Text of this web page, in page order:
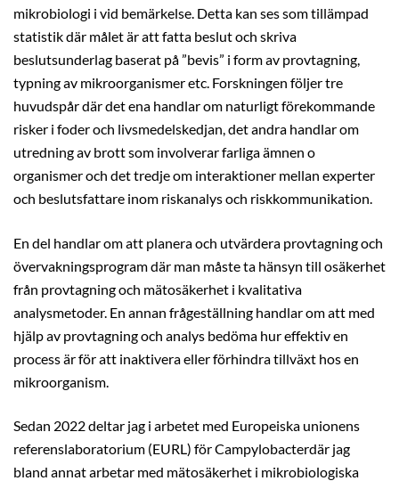
mikrobiologi i vid bemärkelse. Detta kan ses som tillämpad
statistik där målet är att fatta beslut och skriva
beslutsunderlag baserat på ”bevis” i form av provtagning,
typning av mikroorganismer etc. Forskningen följer tre
huvudspår där det ena handlar om naturligt förekommande
risker i foder och livsmedelskedjan, det andra handlar om
utredning av brott som involverar farliga ämnen o
organismer och det tredje om interaktioner mellan experter
och beslutsfattare inom riskanalys och riskkommunikation.
En del handlar om att planera och utvärdera provtagning och
övervakningsprogram där man måste ta hänsyn till osäkerhet
från provtagning och mätosäkerhet i kvalitativa
analysmetoder. En annan frågeställning handlar om att med
hjälp av provtagning och analys bedöma hur effektiv en
process är för att inaktivera eller förhindra tillväxt hos en
mikroorganism.
Sedan 2022 deltar jag i arbetet med Europeiska unionens
referenslaboratorium (EURL) för Campylobacterdär jag
bland annat arbetar med mätosäkerhet i mikrobiologiska